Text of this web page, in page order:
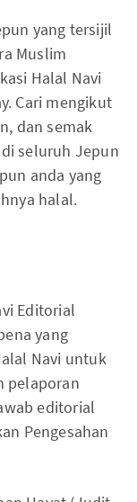
yang tersijil
Muslim
Halal Navi
Cari mengikut
dan semak
seluruh Jepun
anda yang
halal.
Editorial
yang
Navi untuk
pelaporan
editorial
Pengesahan